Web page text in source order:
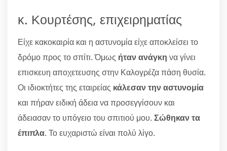
κ. Κουρτέσης, επιχειρηματίας
Είχε κακοκαιρία και η αστυνομία είχε αποκλείσει το
δρόμο προς το σπίτι. Όμως ήταν ανάγκη να γίνει
επισκευη αποχετευσης στην Καλογρέζα πάση θυσία.
Οι ιδιοκτήτες της εταιρείας κάλεσαν την αστυνομία
και πήραν ειδική άδεια να προσεγγίσουν και
άδειασαν το υπόγειο του σπιτιού μου. Σώθηκαν τα
έπιπλα. Το ευχαριστώ είναι πολύ λίγο.